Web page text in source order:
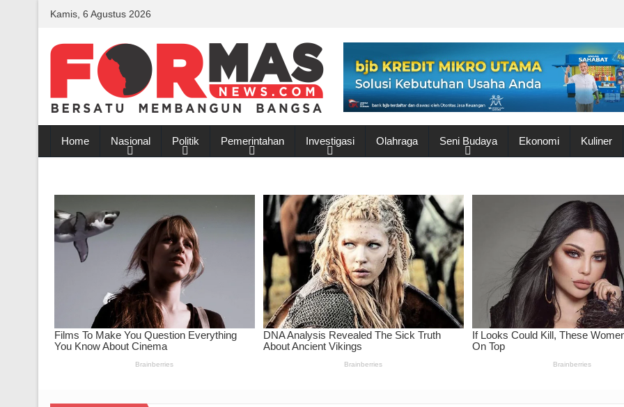
Kamis, 6 Agustus 2026
Home Nasional Politik Pemerintahan Investigasi Olahraga Seni Budaya Ekonomi Kuliner